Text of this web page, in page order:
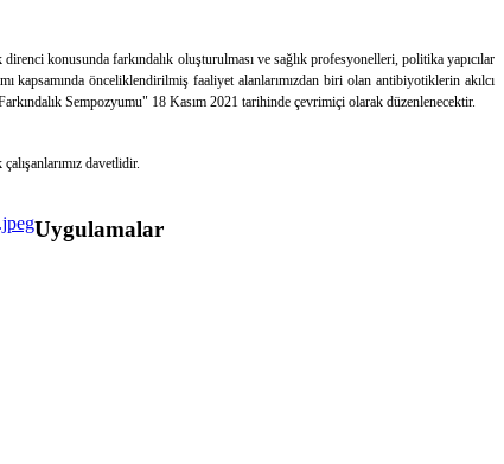
konusunda farkındalık oluşturulması ve sağlık profesyonelleri, politika yapıcılar
kapsamında önceliklendirilmiş faaliyet alanlarımızdan biri olan antibiyotiklerin akılcı
Sempozyumu" 18 Kasım 2021 tarihinde çevrimiçi olarak düzenlenecektir.
davetlidir.
Uygulamalar